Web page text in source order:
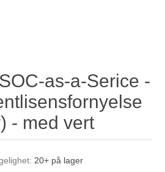
as-a-Serice -
- med vert
20+ på lager